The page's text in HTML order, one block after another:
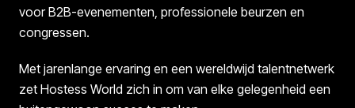
voor B2B-evenementen, professionele beurzen en
congressen.
Met jarenlange ervaring en een wereldwijd talentnetwerk
zet Hostess World zich in om van elke gelegenheid een